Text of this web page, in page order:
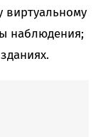
виртуальному
наблюдения;